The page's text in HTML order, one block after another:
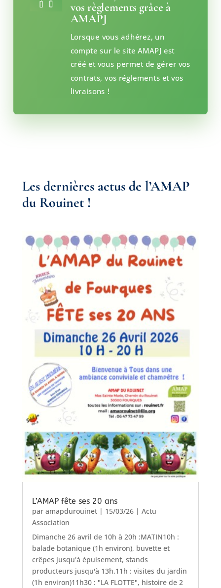
vos règlements grâce à
AMAPJ
Lorsque vous adhérez, un
compte sur le site AMAPJ est
créé et vous permet de gérer vos
contrats, vos réglements et vos
livraisons !
Les dernières actus de l’AMAP
du Rouinet !
L’AMAP fête ses 20 ans
par amapdurouinet| 15/03/26| Actu
Association
Dimanche 26 avril de 10h à 20h :MATIN10h :
balade botanique (1h environ), buvette et
crêpes jusqu'à épuisement, stands
producteurs jusqu'à 13h.11h : visites du jardin
(1h environ)11h30 : "LA FLOTTE", histoire de 2